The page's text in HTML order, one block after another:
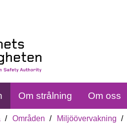
Om strålning Om oss
Områden Miljöövervakning